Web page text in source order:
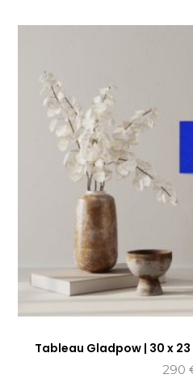
Tableau Gladpow | 30 x
290